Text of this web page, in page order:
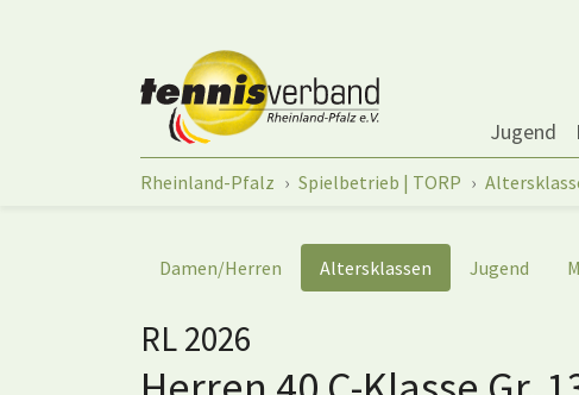
Jugend
Sie sind hier:
Rheinland-Pfalz Spielbetrieb | TORP
Damen/Herren Altersklassen Jugend
RL 2026